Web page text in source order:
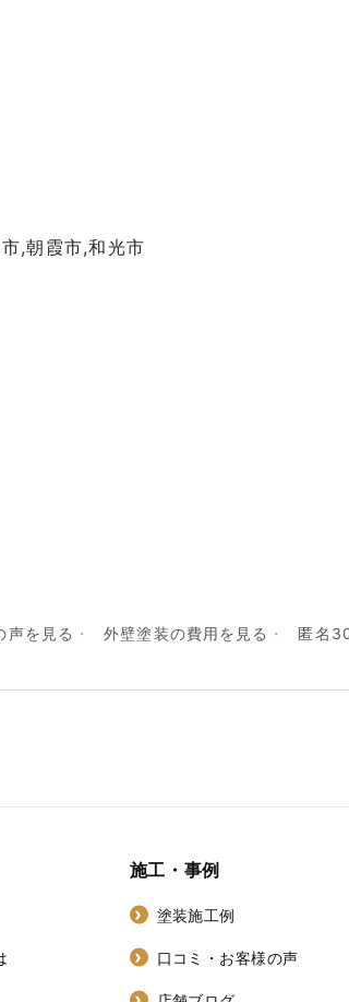
,朝霞市,和光市
声を見る 外壁塗装の費用を見る
匿名
施工・事例
塗装施工例
口コミ・お客様の声